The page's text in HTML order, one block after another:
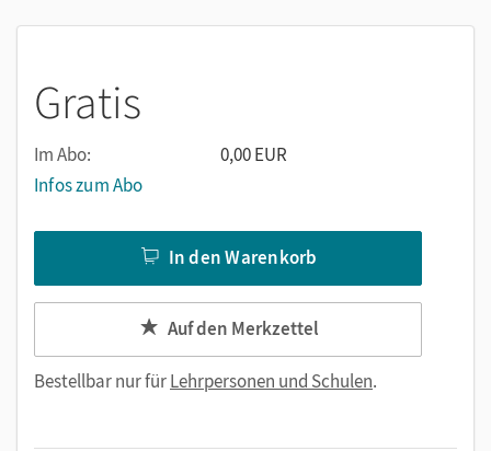
Gratis
Im Abo:
0,00 EUR
Infos zum Abo
In den Warenkorb
Auf den Merkzettel
Bestellbar nur fürLehrpersonen und Schulen.